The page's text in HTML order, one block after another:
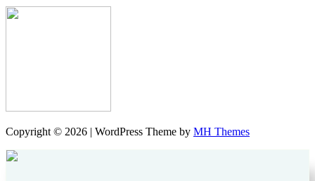
Copyright © 2026 | WordPress Theme by MH Themes